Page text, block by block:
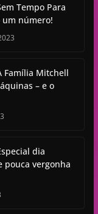
Tempo Para
um número!
Família Mitchell
– e o
dia
pouca vergonha